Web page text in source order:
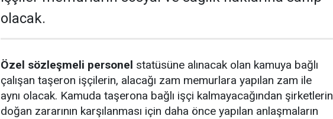
olacak.
Özel sözleşmeli personel statüsüne alınacak olan kamuya bağlı
çalışan taşeron işçilerin, alacağı zam memurlara yapılan zam ile
aynı olacak. Kamuda taşerona bağlı işçi kalmayacağından şirketlerin
doğan zararının karşılanması için daha önce yapılan anlaşmaların